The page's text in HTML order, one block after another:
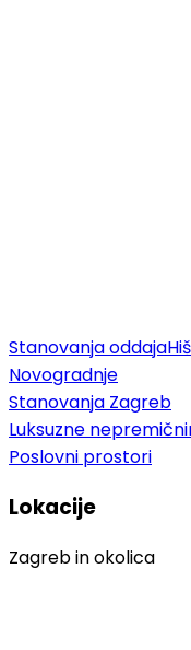
Stanovanja oddaja
Novogradnje
Stanovanja Zagreb
Luksuzne
Poslovni prostori
Lokacije
Zagreb in okolica